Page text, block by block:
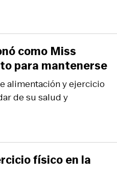
alimentación y ejercicio
de su salud y
como Miss
para mantenerse
físico en la